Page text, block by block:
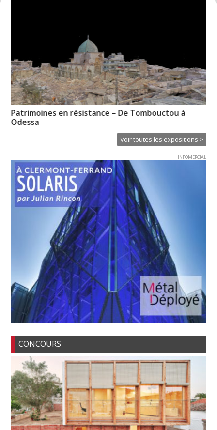
Patrimoines en résistance – De Tombouctou à
Odessa
Voir toutes les expositions >
INFOMERCIAL
CONCOURS